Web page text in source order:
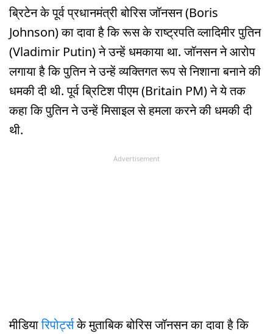
ब्रिटेन के पूर्व प्रधानमंत्री बोरिस जॉनसन (Boris
Johnson) का दावा है कि रूस के राष्ट्रपति व्लादिमीर पुतिन
(Vladimir Putin) ने उन्हें धमकाया था. जॉनसन ने आरोप
लगाया है कि पुतिन ने उन्हें व्यक्तिगत रूप से निशाना बनाने की
धमकी दी थी. पूर्व ब्रिटिश पीएम (Britain PM) ने ये तक
कहा कि पुतिन ने उन्हें मिसाइल से हमला करने की धमकी दी
थी.
Advertisement
मीडियारिपोर्ट्सके मुताबिक बोरिस जॉनसन का दावा है कि